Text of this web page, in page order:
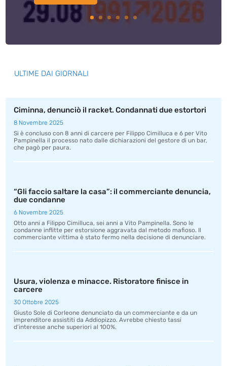
ULTIME DAI GIORNALI
Ciminna, denunciò il racket. Condannati due estortori
8 Novembre 2025
Si è concluso con 8 anni di carcere per Filippo Cimilluca e 6 per Vito
Pampinella il processo nato dalle dichiarazioni del gestore di un bar,
che pagò per paura.
“Gli faccio saltare la casa”: il commerciante denuncia,
due condanne
6 Novembre 2025
Otto anni a Filippo Cimilluca, sei anni a Vito Pampinella. Sono le
condanne inflitte per estorsione aggravata dal metodo mafioso. Il
commerciante vittima è stato fermo nella decisione di denunciare.
Usura, violenza e minacce. Ristoratore finisce in
carcere
30 Ottobre 2025
Giusto Sole di Corleone denunciato da un commerciante e da un
imprenditore assistiti da Addiopizzo. Avrebbe chiesto tassi
d’interesse anche superiori al 100%.